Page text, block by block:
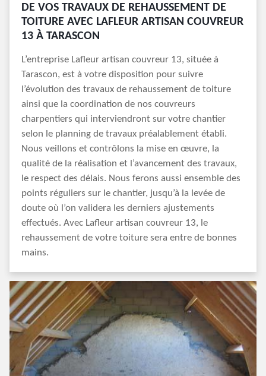
DE VOS TRAVAUX DE REHAUSSEMENT DE
TOITURE AVEC LAFLEUR ARTISAN COUVREUR
13 À TARASCON
L’entreprise Lafleur artisan couvreur 13, située à
Tarascon, est à votre disposition pour suivre
l’évolution des travaux de rehaussement de toiture
ainsi que la coordination de nos couvreurs
charpentiers qui interviendront sur votre chantier
selon le planning de travaux préalablement établi.
Nous veillons et contrôlons la mise en œuvre, la
qualité de la réalisation et l’avancement des travaux,
le respect des délais. Nous ferons aussi ensemble des
points réguliers sur le chantier, jusqu’à la levée de
doute où l’on validera les derniers ajustements
effectués. Avec Lafleur artisan couvreur 13, le
rehaussement de votre toiture sera entre de bonnes
mains.